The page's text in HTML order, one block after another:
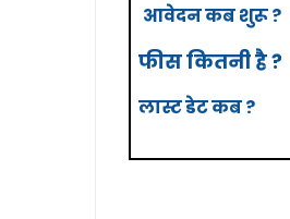
आवेदन कब शुरू ?
फीस कितनी है ?
लास्टडेटकब ?